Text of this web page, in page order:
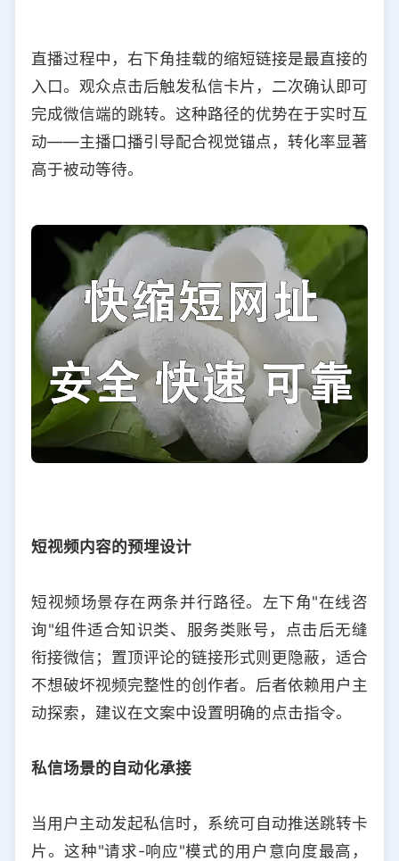
直播过程中，右下角挂载的缩短链接是最直接的
入口。观众点击后触发私信卡片，二次确认即可
完成微信端的跳转。这种路径的优势在于实时互
动——主播口播引导配合视觉锚点，转化率显著
高于被动等待。
短视频内容的预埋设计
短视频场景存在两条并行路径。左下角"在线咨
询"组件适合知识类、服务类账号，点击后无缝
衔接微信；置顶评论的链接形式则更隐蔽，适合
不想破坏视频完整性的创作者。后者依赖用户主
动探索，建议在文案中设置明确的点击指令。
私信场景的自动化承接
当用户主动发起私信时，系统可自动推送跳转卡
片。这种"请求-响应"模式的用户意向度最高，